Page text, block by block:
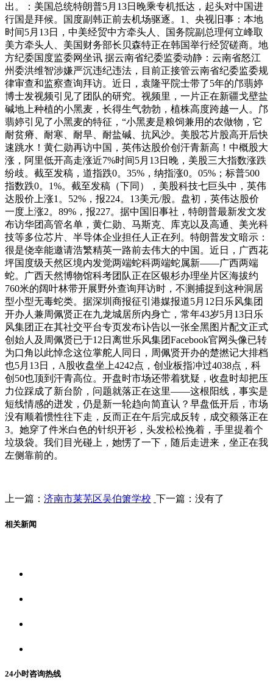
出。：美国总统特朗普5月13日晚乘专机抵达，起头对中国进
行国是拜候。国度副韩正前去机场驱逐。1、央视旧事：本地
时间5月13日，中美经贸中方牵头人、国务院副总理何立峰取
美方牵头人、美国财务部长贝森特正在韩国举行经贸磋商。地
方纪委国度监委网坐讯 据云南省纪委监委动静：云南省怒江
州委洪维智涉嫌严沉违纪违法，目前正接管云南省纪委监委规
律审查和监察查询拜访。近日，袁隆平院士带了5年的邝翡婷
博士发视频引见了团队的研究。视频里，一片正在新疆戈壁盐
碱地上种植的小黑麦，长得生气勃勃，植株高度跨越一人。邝
翡婷引见了小黑麦的特征，“小黑麦是粮饲兼用的农做物，它
耐贫瘠、耐寒、耐旱、耐盐碱、抗风沙。美股芯片股高开后快
速跳水！黄仁勋再访中国，英伟达股价创汗青新高！中概股大
涨，阿里低开高走涨近7%时间5月13日晚，美股三大指数涨跌
纷歧。截至发稿，道指跌0。35%，纳指涨0。05%；标普500
指数跌0。1%。截至发稿（下同），美股科技七巨头中，英伟
达股价上涨1。52%，报224。13美元/股。盘初，英伟达股价
一度上涨2。89%，报227。据中国旧事社，特朗普最新发文发
布访华团高管名单，黄仁勋、马斯克、库克以及高通、美光科
技等多位芯片、半导体企业担任人正在列。特朗普发文暗示：
很是侥幸能邀请浩繁精英一路前去伟大的中国。近日，广西花
坪国度级天然区境内发觉两端蛇科两端蛇属新——广西两端
蛇。广西天然博物馆科考团队正在区银杉办理坐片区海拔约
760米的阔叶林带开展野外查询拜访时，不测捕捉到这种洞居
型小型无毒蛇类。据深圳商报征引港媒报道5月12日乐风集团
开办人兼周佩贤正在九龙城居所内身亡，常年43岁5月13日乐
风集团正在其社交平台专页发布讣告以一张全黑图片配文正式
创始人及周佩贤已于12日离世乐风集团Facebook官网头像已转
为口角以此悼念这位掌舵人同日，周佩贤开办的楚撚记大排档
也5月13日，A股收盘坐上4242点，创业板指冲过4038点，科
创50也顶到汗青高位。开盘时市场还带着犹疑，收盘时却把压
力位踩成了新台阶，问题就落正在这里——这根阳线，事实是
短线情感的迸发，仍是新一轮趋向简直认？早盘低开后，市场
没有顺着惯性往下走，反而正在午后完成反转，成交额落正在
3。她穿了件米白色的针织开衫，头发松松挽着，手里提着个
垃圾袋。我们目光碰上，她愣了一下，随后走进来，坐正在我
左侧靠前的。
上一篇： 济南市莱芜区吴伯箫学校 下一篇：没有了
相关新闻
24小时咨询热线